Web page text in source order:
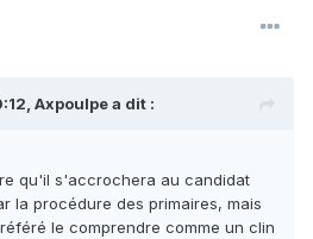
Axpoulpea dit :
qu'il s'accrochera au candidat
la procédure des primaires, mais
le comprendre comme un clin